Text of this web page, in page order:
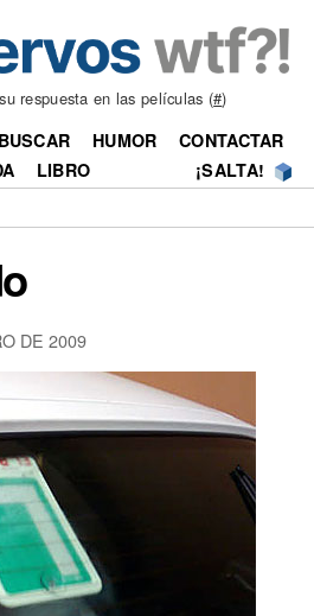
respuesta en las películas (#)
HUMOR
CONTACTAR
LIBRO ¡SALTA!
DE 2009